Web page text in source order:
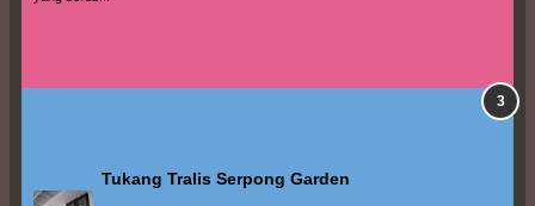
Tukang Tralis Serpong Garden